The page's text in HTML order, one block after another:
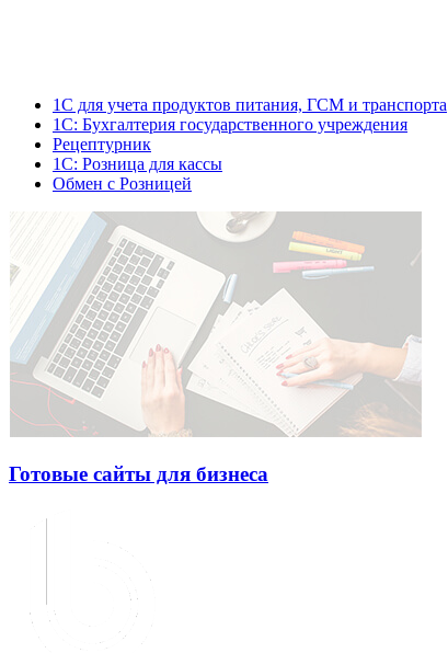
1С для учета продуктов питания, ГСМ и транспорта
1С: Бухгалтерия государственного учреждения
Рецептурник
1С: Розница для кассы
Обмен с Розницей
Готовые сайты для бизнеса